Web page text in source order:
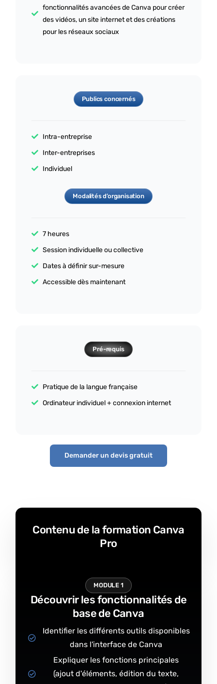
fonctionnalités avancées de Canva pour créer
des vidéos, un site internet et des créations
pour les réseaux sociaux
Publics concernés
Intra-entreprise
Inter-entreprises
Individuel
Modalités d’organisation
7 heures
Session individuelle ou collective
Dates à définir sur-mesure
Accessible dès maintenant
Pré-requis
Pratique de la langue française
Ordinateur individuel + connexion internet
Demander un devis gratuit
Contenu de la formation Canva
Pro
MODULE 1
Découvrir les fonctionnalités de
base de Canva
Identifier les différents outils disponibles
dans l'interface de Canva
Expliquer les fonctions principales
(ajout d'éléments, édition du texte,